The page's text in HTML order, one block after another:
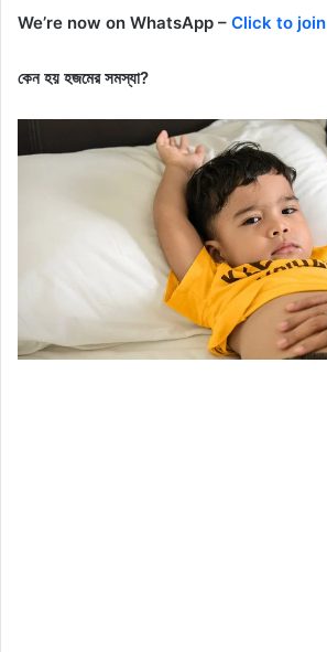
We’re now on WhatsApp – Click to join
কেন হয় হজমের সমস্যা?